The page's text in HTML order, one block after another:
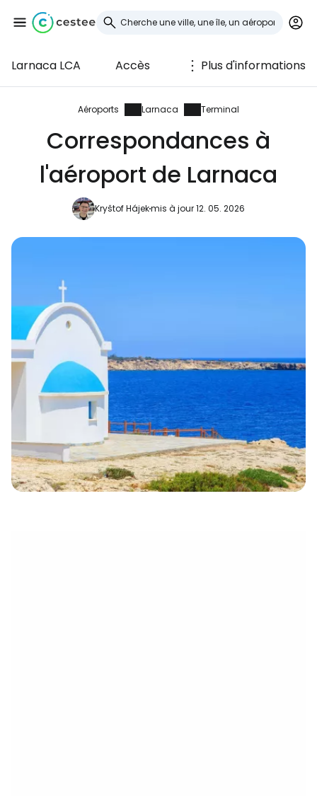
Larnaca LCA Accès Plus d'informations
Aéroports Larnaca Terminal
Correspondances à
l'aéroport de Larnaca
Kryštof Hájekmis à jour 12. 05. 2026
Se connecter à
Cestee
... la communauté mondiale des voyageurs
Continuer avec Google
Poursuivre avec le courrier